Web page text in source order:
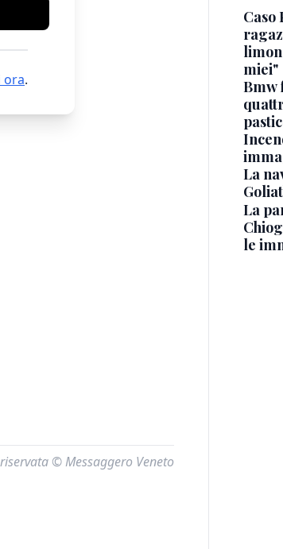
ora.
© Messaggero Veneto
Caso
miei"
Bmw
La
La
le